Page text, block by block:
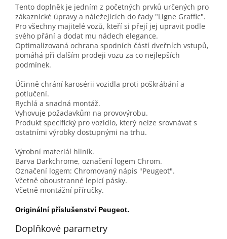
Tento doplněk je jedním z početných prvků určených pro
zákaznické úpravy a náležejících do řady "Ligne Graffic".
Pro všechny majitelé vozů, kteří si přejí jej upravit podle
svého přání a dodat mu nádech elegance.
Optimalizovaná ochrana spodních částí dveřních vstupů,
pomáhá při dalším prodeji vozu za co nejlepších
podmínek.
Účinně chrání karosérii vozidla proti poškrábání a
potlučení.
Rychlá a snadná montáž.
Vyhovuje požadavkům na provovýrobu.
Produkt specifický pro vozidlo, který nelze srovnávat s
ostatními výrobky dostupnými na trhu.
Výrobní materiál hliník.
Barva Darkchrome, označení logem Chrom.
Označení logem: Chromovaný nápis "Peugeot".
Včetně oboustranné lepicí pásky.
Včetně montážní příručky.
Originální příslušenství Peugeot.
Doplňkové parametry